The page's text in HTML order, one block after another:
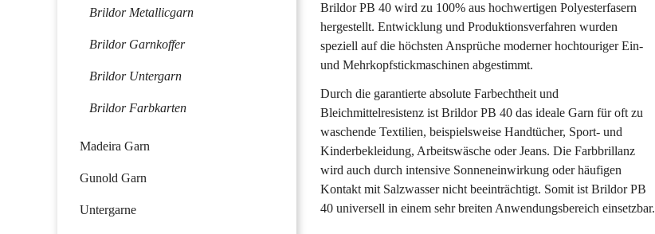
Brildor PB 40 wird zu 100% aus hochwertigen Polyesterfasern
hergestellt. Entwicklung und Produktionsverfahren wurden
speziell auf die höchsten Ansprüche moderner hochtouriger Ein-
und Mehrkopfstickmaschinen abgestimmt.
Durch die garantierte absolute Farbechtheit und
Bleichmittelresistenz ist Brildor PB 40 das ideale Garn für oft zu
waschende Textilien, beispielsweise Handtücher, Sport- und
Kinderbekleidung, Arbeitswäsche oder Jeans. Die Farbbrillanz
wird auch durch intensive Sonneneinwirkung oder häufigen
Kontakt mit Salzwasser nicht beeinträchtigt. Somit ist Brildor PB
40 universell in einem sehr breiten Anwendungsbereich einsetzbar.
Brildor Metallicgarn
Brildor Garnkoffer
Brildor Untergarn
Brildor Farbkarten
Madeira Garn
Gunold Garn
Untergarne